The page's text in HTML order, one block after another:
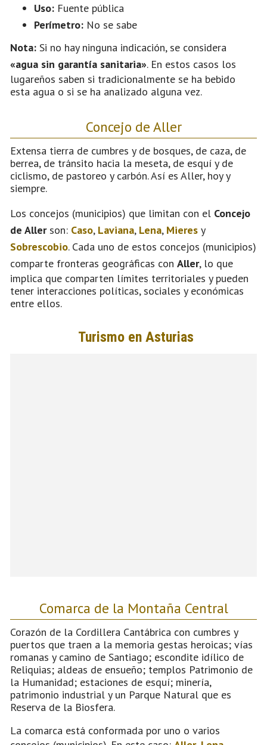
Uso: Fuente pública
Perímetro: No se sabe
Nota: Si no hay ninguna indicación, se considera
«agua sin garantía sanitaria». En estos casos los
lugareños saben si tradicionalmente se ha bebido
esta agua o si se ha analizado alguna vez.
Concejo de Aller
Extensa tierra de cumbres y de bosques, de caza, de
berrea, de tránsito hacia la meseta, de esquí y de
ciclismo, de pastoreo y carbón. Así es Aller, hoy y
siempre.
Los concejos (municipios) que limitan con el Concejo
de Allerson: Caso, Laviana, Lena, Mieres y
Sobrescobio. Cada uno de estos concejos (municipios)
comparte fronteras geográficas con Aller, lo que
implica que comparten límites territoriales y pueden
tener interacciones políticas, sociales y económicas
entre ellos.
Comarca de la Montaña Central
Corazón de la Cordillera Cantábrica con cumbres y
puertos que traen a la memoria gestas heroicas; vías
romanas y camino de Santiago; escondite idílico de
Reliquias; aldeas de ensueño; templos Patrimonio de
la Humanidad; estaciones de esquí; minería,
patrimonio industrial y un Parque Natural que es
Reserva de la Biosfera.
La comarca está conformada por uno o varios